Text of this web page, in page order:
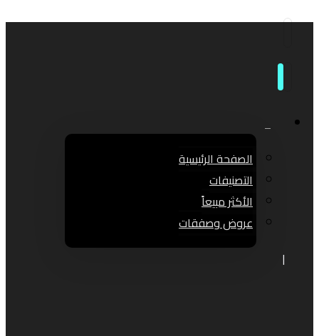
الصفحة الرئيسية
التصنيفات
الأكثر مبيعاً
عروض وصفقات